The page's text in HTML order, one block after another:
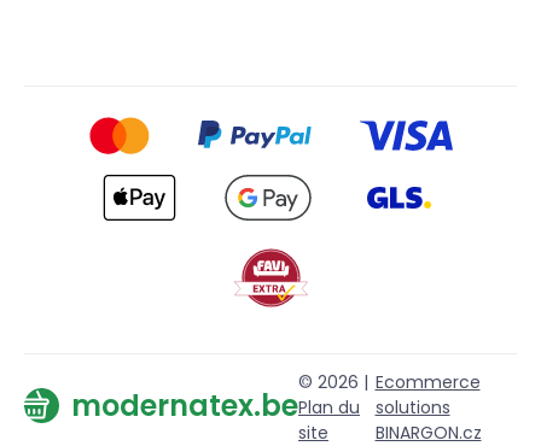
modernatex.be
© 2026 |
Plan du
site
Ecommerce
solutions
BINARGON.cz